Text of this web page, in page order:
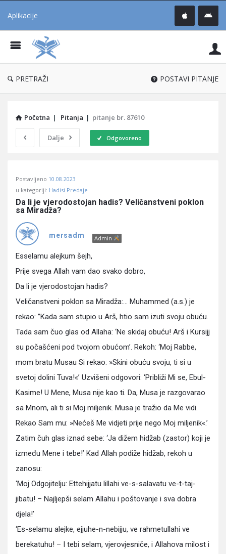
Aplikacije
®
PRETRAŽI POSTAVI PITANJE
Početna | Pitanja | pitanje br. 87610
Dalje Odgovoreno
Učene
Latest
Pitanja
Postavljeno 10.08.2023
u kategoriji: Hadisi Predaje
Da li je vjerodostojan hadis? Veličanstveni poklon
sa Miradža?
mersadm Admin
Esselamu alejkum šejh,
Prije svega Allah vam dao svako dobro,
Da li je vjerodostojan hadis?
Veličanstveni poklon sa Miradža:… Muhammed (a.s.) je
rekao: ”Kada sam stupio u Arš, htio sam izuti svoju obuću.
Tada sam čuo glas od Alla­ha: ‘Ne skidaj obuću! Arš i Kursijj
su počašćeni pod tvojom obućom’. Rekoh: ‘Moj Rabbe,
mom bratu Mu­sau Si rekao: »Skini obuću svoju, ti si u
svetoj dolini Tuva!«’ Uzvišeni odgovori: ‘Približi Mi se, Ebul-
Kasi­me! U Mene, Musa nije kao ti. Da, Musa je razgovarao
sa Mnom, ali ti si Moj miljenik. Musa je tražio da Me vidi.
Rekao Sam mu: »Nećeš Me vidjeti prije nego Moj miljenik«.’
Zatim čuh glas iznad sebe: ‘Ja dižem hidžab (zastor) koji je
između Mene i tebe!’ Kad Allah podi­že hidžab, rekoh u
zanosu:
‘Moj Odgojitelju: Ettehijja­tu lillahi ve-s-salavatu ve-t-taj-
jibatu! – Najljepši selam Allahu i poštovanje i sva dobra
djela!’
‘Es-selamu alejke, ejjuhe-n-nebijju, ve rahmetullahi ve
berekatuhu! – I tebi selam, vjerovjesniče, i Alla­hova milost i